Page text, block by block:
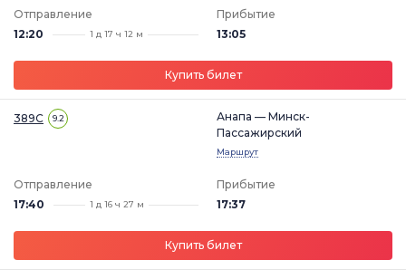
Отправление
12:20
1 д 17 ч 12 м
Прибытие
13:05
Купить билет
389С 9.2
Анапа — Минск-
Пассажирский
Маршрут
Отправление
17:40
1 д 16 ч 27 м
Прибытие
17:37
Купить билет